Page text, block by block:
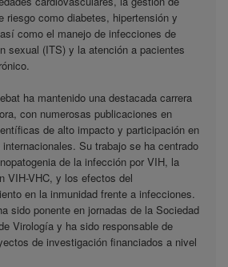
riesgo como diabetes, hipertensión y
como el manejo de infecciones de
sexual (ITS) y la atención a pacientes
ha mantenido una destacada carrera
con numerosas publicaciones en
de alto impacto y participación en
Su trabajo se ha centrado
de la infección por VIH, la
VIH-VHC, y los efectos del
en la inmunidad frente a infecciones.
sido ponente en jornadas de la Sociedad
Virología y ha sido responsable de
de investigación financiados a nivel